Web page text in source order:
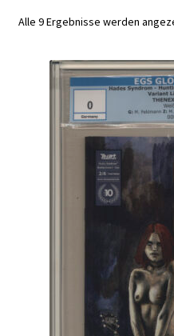
Originalart
Drucke Fine Art Prints
Sammelfiguren
Alle 9 Ergebnisse werden